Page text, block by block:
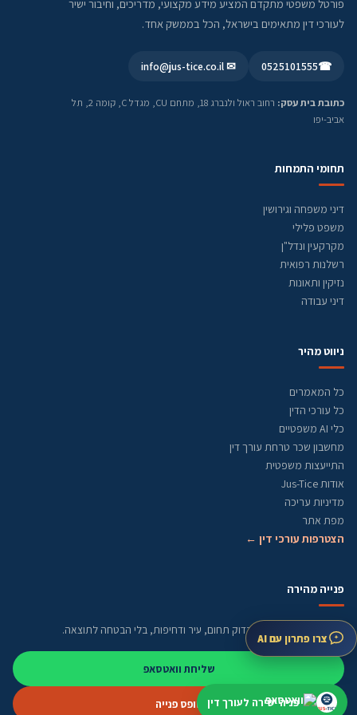
פורטל משפטי מתקדם המציע מידע מקצועי, מדריכים, וחיבור ישיר
לעורכי דין מתאימים בישראל, הכל בממשק אחד.
☎
0525101555
✉ info@jus-tice.co.il
כתובת בית עסק:
רחוב ראול ולנברג 18, מתחם CU, מגדל C, קומה 2, תל
אביב-יפו
תחומי התמחות
דיני משפחה וגירושין
משפט פלילי
מקרקעין ונדל"ן
רשלנות רפואית
נזיקין ותאונות
דיני עבודה
ניווט מהיר
כל המאמרים
כל עורכי הדין
כלי AI משפטיים
מחשבון שכר טרחת עורך דין
התייעצות משפטית
אודות Jus-Tice
מדיניות עריכה
מפת אתר
הצטרפות עורכי דין ←
פנייה מהירה
התחילו מתיאור קצר. נבדוק תחום, עיר ודחיפות, בלי הבטחה לתוצאה.
שליחת וואטסאפ
טופס פנייה
צרו פתרון עם AI
פניה ישירה לעורך דין